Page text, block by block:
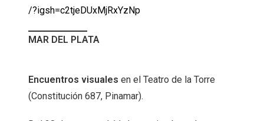
/?igsh=c2tjeDUxMjRxYzNp
MAR DEL PLATA
Encuentros visuales en el Teatro de la Torre
(Constitución 687, Pinamar).